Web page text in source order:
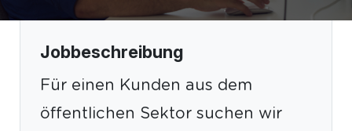
Jobbeschreibung
Für einen Kunden aus dem
öffentlichen Sektor suchen wir